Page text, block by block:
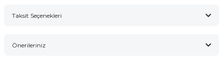
Taksit Seçenekleri
Önerileriniz